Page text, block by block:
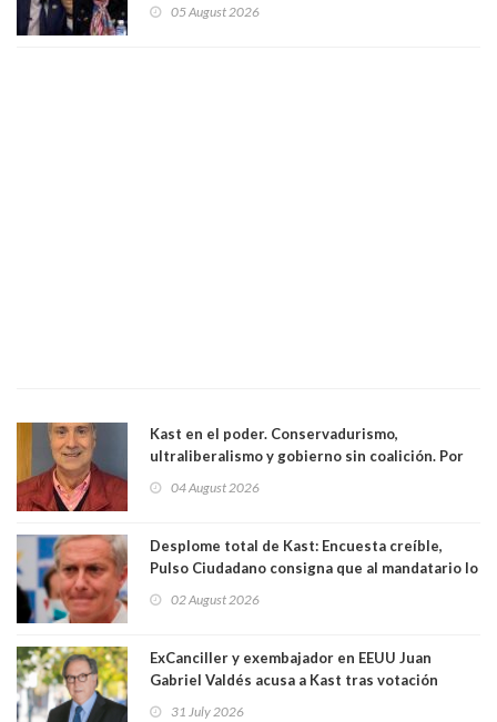
excarabinero que dejó ciego a Gustavo Gatica:
05 August 2026
Kast en el poder. Conservadurismo,
ultraliberalismo y gobierno sin coalición. Por
04 August 2026
Desplome total de Kast: Encuesta creíble,
Pulso Ciudadano consigna que al mandatario lo
sacó en primera vuelta. Rechazo es de 58.9% y
64.8%
02 August 2026
ExCanciller y exembajador en EEUU Juan
Gabriel Valdés acusa a Kast tras votación
31 July 2026